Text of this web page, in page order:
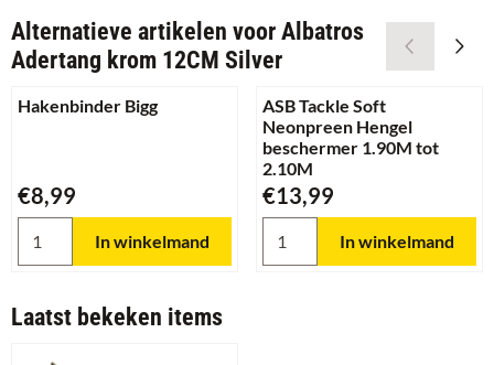
Alternatieve artikelen voor Albatros
Adertang krom 12CM Silver
Hakenbinder Bigg
Prijs: 8,99
€8,99
In winkelmand
ASB Tackle Soft
Neonpreen Hengel
beschermer 1.90M tot
2.10M
Prijs: 13,99
€13,99
In winkelmand
Laatst bekeken items